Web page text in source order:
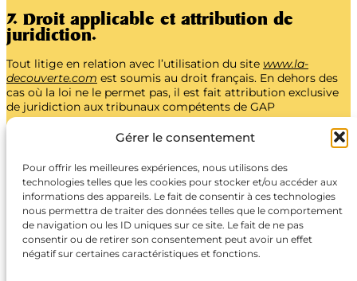
Gérer le consentement
Pour offrir les meilleures expériences, nous utilisons des
technologies telles que les cookies pour stocker et/ou accéder aux
informations des appareils. Le fait de consentir à ces technologies
nous permettra de traiter des données telles que le comportement
de navigation ou les ID uniques sur ce site. Le fait de ne pas
consentir ou de retirer son consentement peut avoir un effet
négatif sur certaines caractéristiques et fonctions.
7. Droit applicable et attribution de
juridiction.
Tout litige en relation avec l’utilisation du site www.la-
decouverte.com est soumis au droit français. En dehors des
cas où la loi ne le permet pas, il est fait attribution exclusive
de juridiction aux tribunaux compétents de GAP
LA DÉCOUVERTE
1900 route de la Clarée
05100 Névache, France